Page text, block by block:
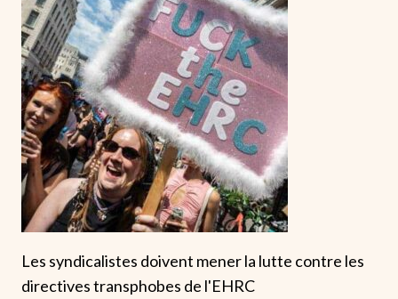
Les syndicalistes doivent mener la lutte contre les
directives transphobes de l'EHRC